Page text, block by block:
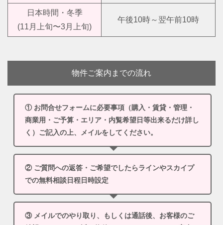
日本時間・冬季
(11月上旬〜3月上旬)
午後10時～翌午前10時
物件ご案内までの流れ
① お問合せフォームに必要事項（購入・賃貸・管理・
商業用・ご予算・エリア・内覧希望日等出来るだけ詳し
く）ご記入の上、メイルをしてください。
② ご質問への返答・ご希望でしたらラインやスカイプ
での無料相談日程日時設定
③ メイルでのやり取り、もしくは通話後、お客様のご